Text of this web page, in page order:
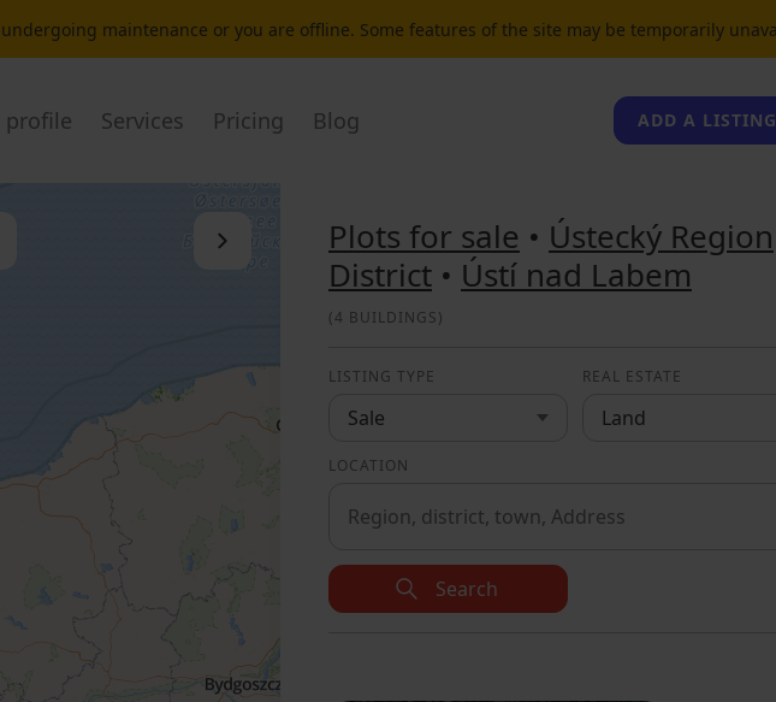
maintenance or you are offline. Some features of the site may be temporarily
profile Services Pricing Blog ADD A LISTING
Close the listPlots for sale • Ústecký Region
District • Ústí nad Labem
(4 BUILDINGS)
LISTING TYPE
Sale
REAL ESTATE
Land
LOCATION
Search